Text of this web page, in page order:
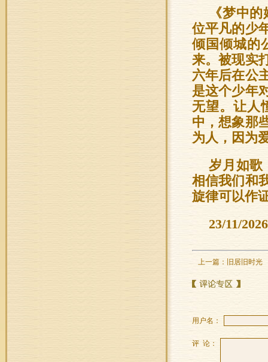
《梦中
位平凡的少
倾国倾城的
来。被现实
六年后在公
是这个少年
无望。让人
中，想象那
为人，因为
岁月如歌
相信我们和
旋律可以作
23/11/2026
上一篇： 旧居旧时光
用户名：
评 论：